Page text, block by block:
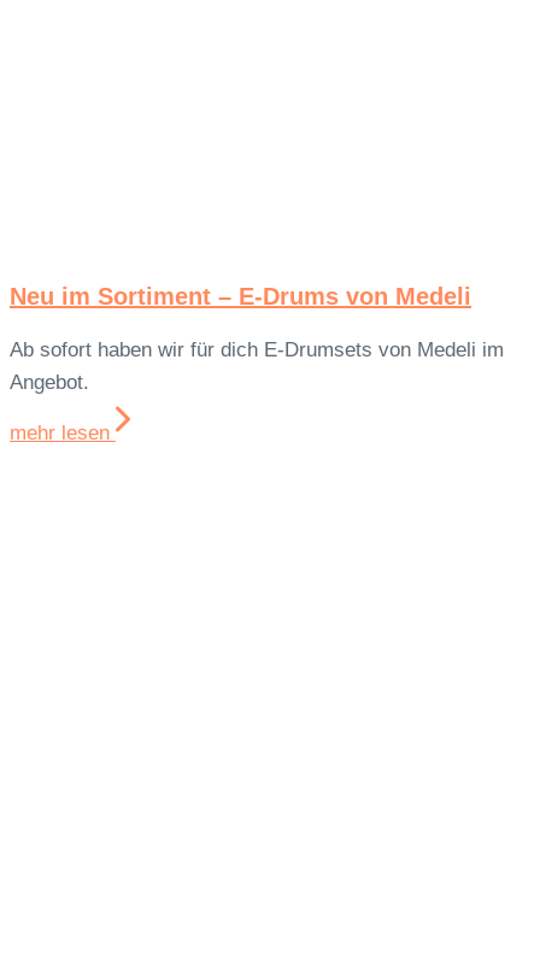
Neu im Sortiment – E-Drums von Medeli
Ab sofort haben wir für dich E-Drumsets von Medeli im
Angebot.
mehr lesen